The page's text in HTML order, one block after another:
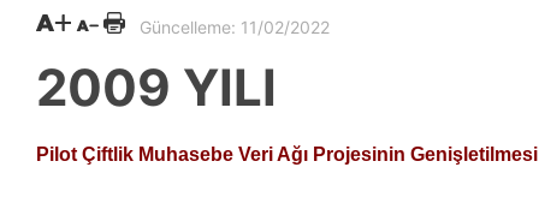
Güncelleme: 11/02/2022
2009 YILI
Pilot Çiftlik Muhasebe Veri Ağı Projesinin